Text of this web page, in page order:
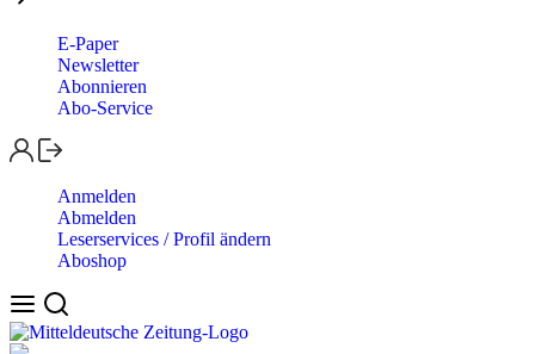
E-Paper
Newsletter
Abonnieren
Abo-Service
Anmelden
Abmelden
Leserservices / Profil ändern
Aboshop